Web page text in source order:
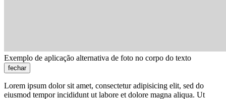
Exemplo de aplicação alternativa de foto no corpo do texto
fechar
Lorem ipsum dolor sit amet, consectetur adipisicing elit, sed do
eiusmod tempor incididunt ut labore et dolore magna aliqua. Ut